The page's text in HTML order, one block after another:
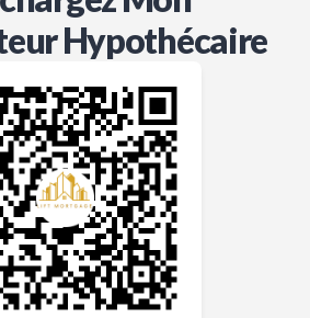
Hypothécaire